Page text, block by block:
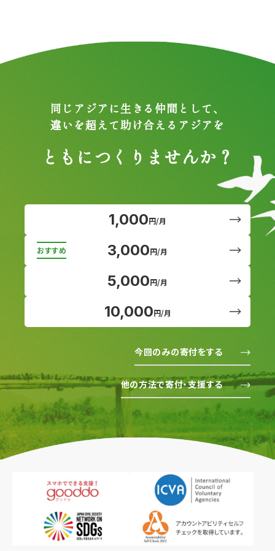
同じアジアに生きる仲間として、
違いを超えて助け合えるアジアを
ともにつくりませんか？
1,000円/月
3,000円/月
5,000円/月
10,000円/月
今回のみの寄付をする
他の方法で寄付・支援する